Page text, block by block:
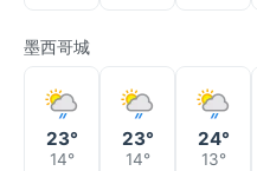
墨西哥城
23°
14°
23°
14°
24°
13°